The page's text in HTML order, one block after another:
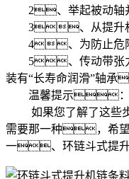
2、举起被动轴
3、从提升机上
4、为防止危险
5、传动带张力
装有“长寿命润滑”轴
温馨提示：提
如果您了解了这些步
需要那一种，希
一、环链斗式提升